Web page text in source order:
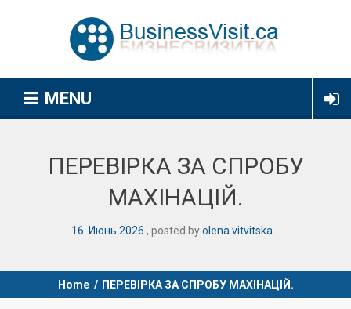
MENU
ПЕРЕВІРКА ЗА СПРОБУ
МАХІНАЦІЙ.
16 Июнь 2026 posted byolena vitvitska
Home / ПЕРЕВІРКА ЗА СПРОБУ МАХІНАЦІЙ.